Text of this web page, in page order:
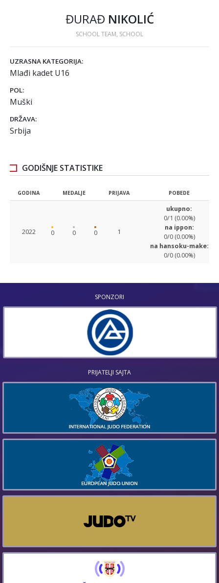
ĐURAĐ NIKOLIĆ
SCHOOL TEAM, SCHOOL
UZRASNA KATEGORIJA:
Mlađi kadet U16
POL:
Muški
DRŽAVA:
Srbija
GODIŠNJE STATISTIKE
GODINA MEDALJE PRIJAVA POBEDE
2022 0 0 0 1
ukupno:
0/1 (0.00%)
na ippon:
0/0 (0.00%)
na hansoku-make:
0/0 (0.00%)
SPONZORI
PRIJATELJI SAJTA